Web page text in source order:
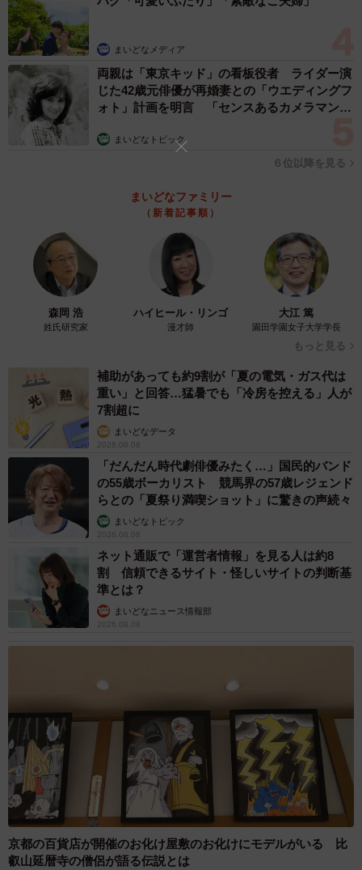
な、そのくらいで十分です。
―ほかにも食後10分間散歩することで、身体へのメリット
はありますか。ダイエットなどの効果もあるのでしょう
か？
少し誤解されやすい部分なので、正確にお伝えします。食
後10分のウォーキングは、消費カロリーだけで見れば大き
減量効果は、正直に言うと弱いです。
ただし、血糖スパイクを抑えることには、体重管理にとっ
て別の意味があります。急激な血糖上昇を防ぐと、すい臓
から出るインスリンの「どっと出る」反応が抑えられる。
インスリンは血糖を下げるホルモンであると同時に、余っ
た糖を脂肪として蓄える指令も出すホルモンです。つま
の状態」を作ることにつながります。
さらに、食後10分のウォーキングを続けていくと心肺機能
が少しずつ向上し、日常の疲労感が減っていきます。その
結果、階段を選ぶ、もう一駅歩く、といった小さな身体活
動が自然に増え、長期的には体重管理にもつながっていく
——という関わり方です。
「10分で痩せる」ではなく、「10分で、太りにくい体の状
態を少しずつ作る」というのが、いちばん正確な表現だと
思います。
―食後の散歩において、注意点があれば教えてください
まずは歩き方です。だらだらと歩くのではなく、太ももを
少し高めに上げ、腕を振って、大股気味に歩く。全く疲れ
ないペースだと準備運動で終わってしまいます。「ちょっ
と疲れるな」と感じるくらいが、ちょうどいい強度です。
次に、低血糖への注意です。インスリン注射や、SU薬と呼
ばれる一部の糖尿病治療薬を使っている方は、運動のタイ
ミングによって低血糖を起こすことがあります。必ず食後
まいどなメディア
両親は「東京キッド」の看板役者 ライダー演
じた42歳元俳優が再婚妻との「ウエディングフ
ォト」計画を明言 「センスあるカメラマン求
まいどなトピック
６位以降を見る
まいどなファミリー
（新着記事順）
森岡 浩
姓氏研究家
ハイヒール・リンゴ
漫才師
大江 篤
園田学園女子大学学長
もっと見る
補助があっても約9割が「夏の電気・ガス代は
重い」と回答…猛暑でも「冷房を控える」人が
7割超に
まいどなデータ
2026.08.08
「だんだん時代劇俳優みたく…」国民的バンド
の55歳ボーカリスト 競馬界の57歳レジェンド
らとの「夏祭り満喫ショット」に驚きの声続々
まいどなトピック
2026.08.08
ネット通販で「運営者情報」を見る人は約8
割 信頼できるサイト・怪しいサイトの判断基
準とは？
まいどなニュース情報部
2026.08.08
京都の百貨店が開催のお化け屋敷のお化けにモデルがいる 比
叡山延暦寺の僧侶が語る伝説とは